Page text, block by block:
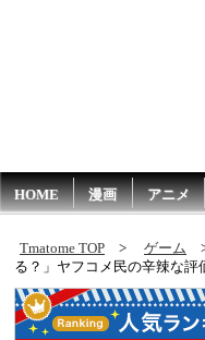
HOME 漫画 アニメ
Tmatome TOP ゲーム
る？」ヤフコメ民の辛辣な評